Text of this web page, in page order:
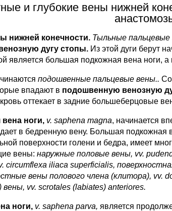
и глубокие вены нижней
нижней конечности. Тыльные пальце­вые
дугу стопы. Из этой дуги берут
является большая под­кожная вена ноги,
подошвенные пальцевые ве­ны..
впадают в подошвенную венозную
оттекает в задние большеберцовые
ноги, v. saphena magna, начинается
в бедренную вену. Боль­шая подкожная
поверхности голени и бедра, име­ет
вены: наружные половые вены, vv.
circumflexa iliaca superficialis,
вены по­лового члена (клитора), vv.
vv. scrotales (labia­tes) anteriores.
ноги, v. saphena parva, является